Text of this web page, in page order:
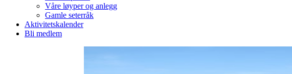
Våre løyper og anlegg
Gamle seterråk
Aktivitetskalender
Bli medlem